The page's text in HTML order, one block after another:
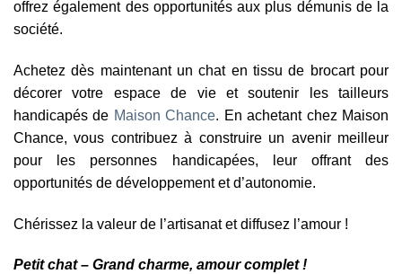
offrez également des opportunités aux plus démunis de la
société.
Achetez dès maintenant un chat en tissu de brocart pour
décorer votre espace de vie et soutenir les tailleurs
handicapés de Maison Chance. En achetant chez Maison
Chance, vous contribuez à construire un avenir meilleur
pour les personnes handicapées, leur offrant des
opportunités de développement et d’autonomie.
Chérissez la valeur de l’artisanat et diffusez l’amour !
Petit chat – Grand charme, amour complet !